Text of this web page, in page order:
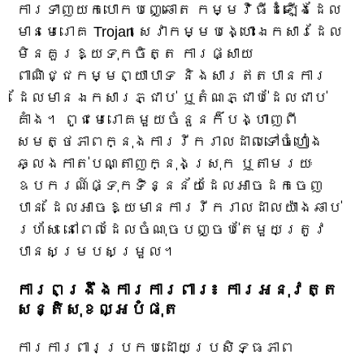
ការទាញយកបោកបញ្ឆោត កម្មវិធីដំឡើងដែល
មានមេរោគ Trojan សេវាកម្មបង្ហោះឯកសារដែល
មិនគួរឱ្យទុកចិត្ត ការផ្សាយ
ពាណិជ្ជកម្មព្យាបាទ និងសារឥតបានការ
ដែលមានឯកសារភ្ជាប់ ឬតំណភ្ជាប់ដែលជាប់
គាំង។ ពូជមេរោគមួយចំនួនក៏បង្ហាញពី
សមត្ថភាពក្នុងការរីករាលដាលទៅចំហៀង
ឆ្លងកាត់បណ្តាញក្នុងស្រុក ឬតាមរយៈ
ឧបករណ៍ផ្ទុកទិន្នន័យដែលអាចដកចេញ
បាន ដែលអាចឱ្យមានការរីករាលដាលយ៉ាងឆាប់
រហ័ស នៅពេលដែលចំណុចបញ្ចប់តែមួយត្រូវ
បានសម្របសម្រួល។
ការពង្រឹងការការពារ៖ ការអនុវត្ត
សន្តិសុខល្អបំផុត
ការការពារប្រកបដោយប្រសិទ្ធភាព